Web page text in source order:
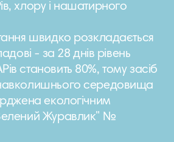
хлору і нашатирного
швидко розкладається
- за 28 днів рівень
становить 80%, тому засіб
середовища
екологічним
Журавлик" №